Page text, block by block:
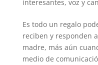
interesantes, voz y
Es todo un regalo
reciben y responden
madre, más aún
medio de